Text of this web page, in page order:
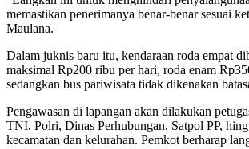
memastikan penerimanya benar-benar sesuai
Maulana.
Dalam juknis baru itu, kendaraan roda empat
maksimal Rp200 ribu per hari, roda enam
sedangkan bus pariwisata tidak dikenakan
Pengawasan di lapangan akan dilakukan
TNI, Polri, Dinas Perhubungan, Satpol PP,
kecamatan dan kelurahan. Pemkot berharap